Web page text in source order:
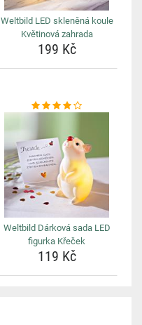
Weltbild LED skleněná koule
Květinová zahrada
199 Kč
Weltbild Dárková sada LED
figurka Křeček
119 Kč